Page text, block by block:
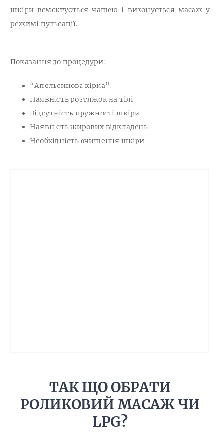
шкіри всмоктується чашею і виконується масаж у
режимі пульсації.
Показання до процедури:
“Апельсинова кірка”
Наявність розтяжок на тілі
Відсутність пружності шкіри
Наявність жирових відкладень
Необхідність очищення шкіри
ТАК ЩО ОБРАТИ
РОЛИКОВИЙ МАСАЖ ЧИ
LPG?